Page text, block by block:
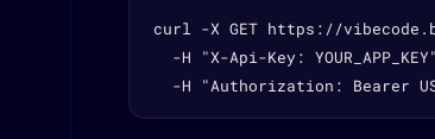
curl -X GET https://
-H "X-Api-Key:
-H "Authorization: Bearer